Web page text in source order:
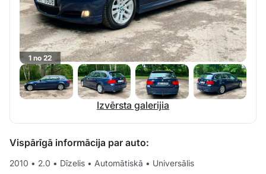
1 no 22
Izvērsta galerijia
Vispārīgā informācija par auto:
2010 • 2.0 • Dīzelis • Automātiskā • Universālis